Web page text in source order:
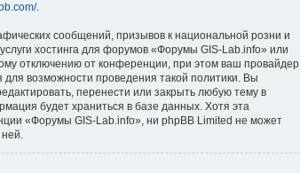
.
сообщений, призывов к национальной розни и
хостинга для форумов «Форумы GIS-Lab.info» или
отключению от конференции, при этом ваш провайдер
возможности проведения такой политики. Вы
перенести или закрыть любую тему в
будет храниться в базе данных. Хотя эта
«Форумы GIS-Lab.info», ни phpBB Limited не может
ней.